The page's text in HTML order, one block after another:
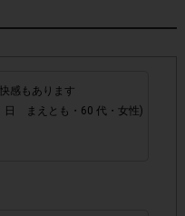
あります。予めご了承く
だければ、募集人数が
ケート回答が可能です。
アンケートにつき1人1
す。
感もあります
日 まえとも・60 代・女性)